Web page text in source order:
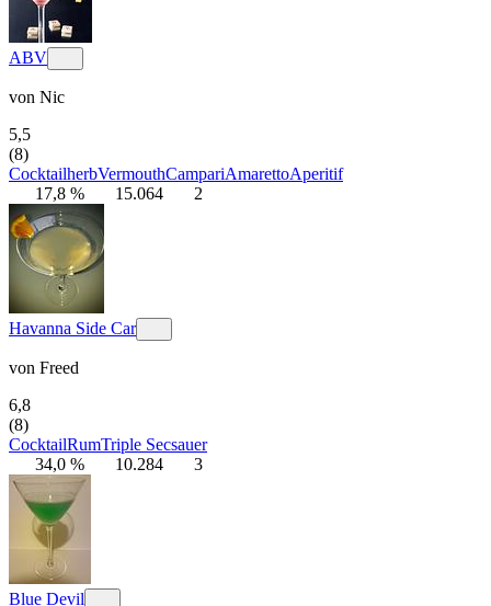
ABV
von Nic
5,5
(8)
CocktailherbVermouthCampariAmarettoAperitif
17,8 %
15.064 2
Havanna Side Car
von Freed
6,8
(8)
CocktailRumTriple Secsauer
34,0 %
10.284 3
Blue Devil